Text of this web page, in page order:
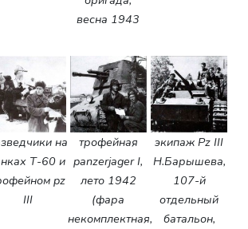
весна 1943
на
Т-60 и
pz
III
трофейная
panzerjager I,
лето 1942
(фара
некомплектная,
экипаж Pz III
Н.Барышева,
107-й
отдельный
батальон,